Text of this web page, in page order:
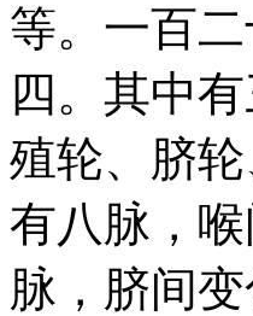
等。一百
四。其中
殖轮、脐
有八脉，
脉，脐间